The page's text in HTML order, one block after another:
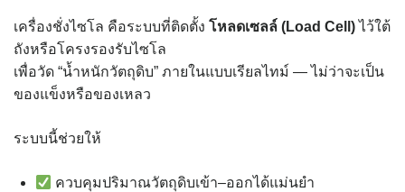
เครื่องชั่งไซโล คือระบบที่ติดตั้ง โหลดเซลล์ (Load Cell)ไว้ใต้
ถังหรือโครงรองรับไซโล
เพื่อวัด “น้ำหนักวัตถุดิบ” ภายในแบบเรียลไทม์ — ไม่ว่าจะเป็น
ของแข็งหรือของเหลว
ระบบนี้ช่วยให้
ควบคุมปริมาณวัตถุดิบเข้า–ออกได้แม่นยำ